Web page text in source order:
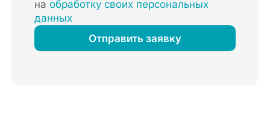
наобработку своих персональных
данных
Отправить заявку